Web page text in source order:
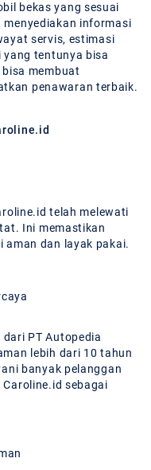
bekas yang sesuai
menyediakan informasi
servis, estimasi
tentunya bisa
membuat
penawaran terbaik.
telah melewati
Ini memastikan
aman dan layak pakai.
PT Autopedia
lebih dari 10 tahun
banyak pelanggan
sebagai